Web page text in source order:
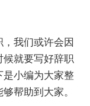
我们或许会因
就要写好辞职
是小编为大家整
帮助到大家。